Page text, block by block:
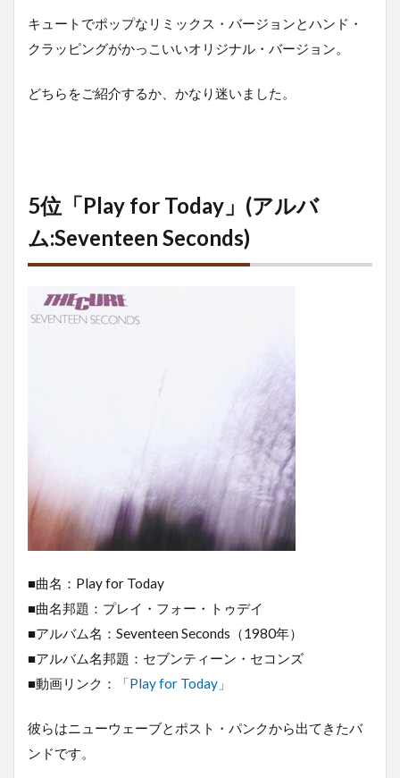
キュートでポップなリミックス・バージョンとハンド・
クラッピングがかっこいいオリジナル・バージョン。
どちらをご紹介するか、かなり迷いました。
5位「Play for Today」(アルバ
ム:Seventeen Seconds)
■曲名：Play for Today
■曲名邦題：プレイ・フォー・トゥデイ
■アルバム名：Seventeen Seconds（1980年）
■アルバム名邦題：セブンティーン・セコンズ
■動画リンク：
「Play for Today」
彼らはニューウェーブとポスト・パンクから出てきたバ
ンドです。